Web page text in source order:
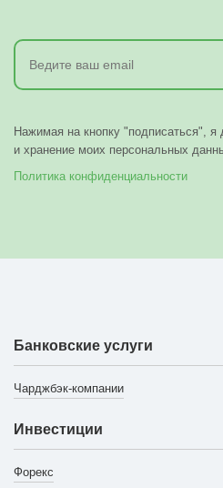
Нажимая на кнопку "подписаться", я
и хранение моих персональных
Политика конфиденциальности
Банковские услуги
Чарджбэк-компании
Инвестиции
Форекс